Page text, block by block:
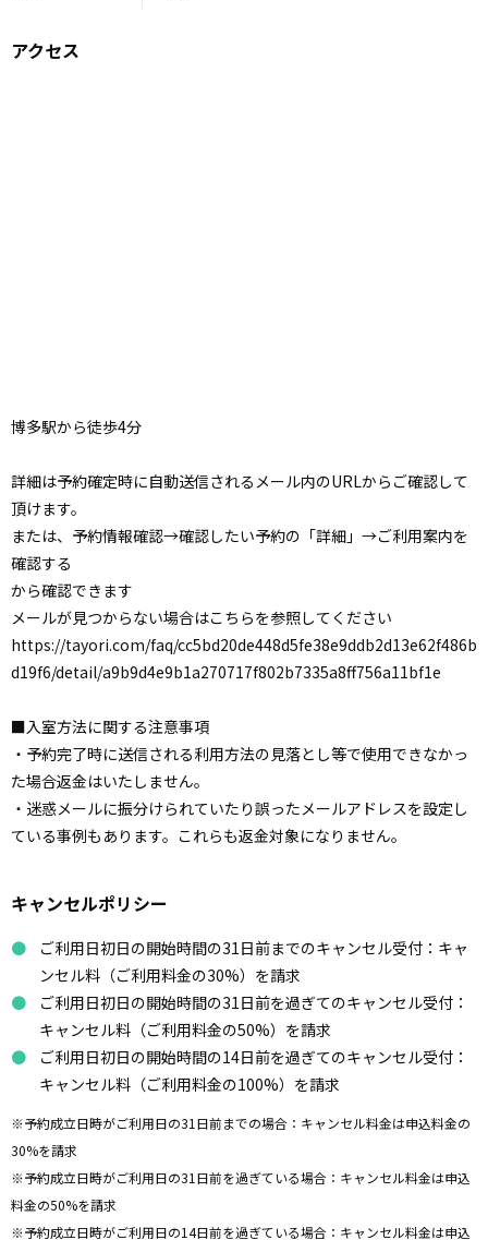
アクセス
博多駅から徒歩4分
詳細は予約確定時に自動送信されるメール内のURLからご確認して
頂けます。
または、予約情報確認→確認したい予約の「詳細」→ご利用案内を
確認する
から確認できます
メールが見つからない場合はこちらを参照してください
https://tayori.com/faq/cc5bd20de448d5fe38e9ddb2d13e62f486b
d19f6/detail/a9b9d4e9b1a270717f802b7335a8ff756a11bf1e
■入室方法に関する注意事項
・予約完了時に送信される利用方法の見落とし等で使用できなかっ
た場合返金はいたしません。
・迷惑メールに振分けられていたり誤ったメールアドレスを設定し
ている事例もあります。これらも返金対象になりません。
キャンセルポリシー
ご利用日初日の開始時間の31日前までのキャンセル受付：キャ
ンセル料（ご利用料金の30%）を請求
ご利用日初日の開始時間の31日前を過ぎてのキャンセル受付：
キャンセル料（ご利用料金の50%）を請求
ご利用日初日の開始時間の14日前を過ぎてのキャンセル受付：
キャンセル料（ご利用料金の100%）を請求
※予約成立日時がご利用日の31日前までの場合：キャンセル料金は申込料金の
30%を請求
※予約成立日時がご利用日の31日前を過ぎている場合：キャンセル料金は申込
料金の50%を請求
※予約成立日時がご利用日の14日前を過ぎている場合：キャンセル料金は申込